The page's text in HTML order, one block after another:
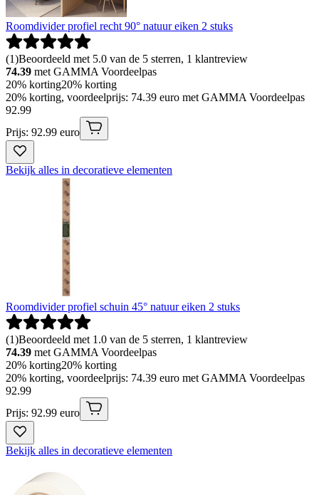
Roomdivider profiel recht 90° natuur eiken 2 stuks
(1)Beoordeeld met 5.0 van de 5 sterren, 1 klantreview
74.39 met GAMMA Voordeelpas
20% korting20% korting
20% korting, voordeelprijs: 74.39 euro met GAMMA Voordeelpas
92.99
Prijs: 92.99 euro
Bekijk alles in decoratieve elementen
Roomdivider profiel schuin 45° natuur eiken 2 stuks
(1)Beoordeeld met 1.0 van de 5 sterren, 1 klantreview
74.39 met GAMMA Voordeelpas
20% korting20% korting
20% korting, voordeelprijs: 74.39 euro met GAMMA Voordeelpas
92.99
Prijs: 92.99 euro
Bekijk alles in decoratieve elementen